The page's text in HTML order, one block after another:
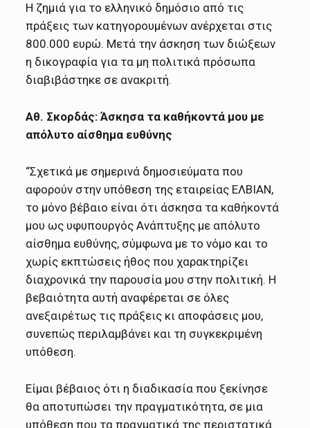
Η ζημιά για το ελληνικό δημόσιο από τις
πράξεις των κατηγορουμένων ανέρχεται στις
800.000 ευρώ. Μετά την άσκηση των διώξεων
η δικογραφία για τα μη πολιτικά πρόσωπα
διαβιβάστηκε σε ανακριτή.
Αθ. Σκορδάς: Άσκησα τα καθήκοντά μου με
απόλυτο αίσθημα ευθύνης
“Σχετικά με σημερινά δημοσιεύματα που
αφορούν στην υπόθεση της εταιρείας ΕΛΒΙΑΝ,
το μόνο βέβαιο είναι ότι άσκησα τα καθήκοντά
μου ως υφυπουργός Ανάπτυξης με απόλυτο
αίσθημα ευθύνης, σύμφωνα με το νόμο και το
χωρίς εκπτώσεις ήθος που χαρακτηρίζει
διαχρονικά την παρουσία μου στην πολιτική. Η
βεβαιότητα αυτή αναφέρεται σε όλες
ανεξαιρέτως τις πράξεις κι αποφάσεις μου,
συνεπώς περιλαμβάνει και τη συγκεκριμένη
υπόθεση.
Είμαι βέβαιος ότι η διαδικασία που ξεκίνησε
θα αποτυπώσει την πραγματικότητα, σε μια
υπόθεση που τα πραγματικά της περιστατικά